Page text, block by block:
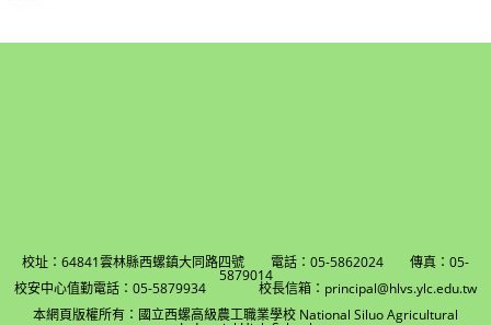
校址：64841雲林縣西螺鎮大同路四號 電話：05-5862024 傳真：05-
5879014
校安中心值勤電話：05-5879934 校長信箱：principal@hlvs.ylc.edu.tw
本網頁版權所有：國立西螺高級農工職業學校 National Siluo Agricultural